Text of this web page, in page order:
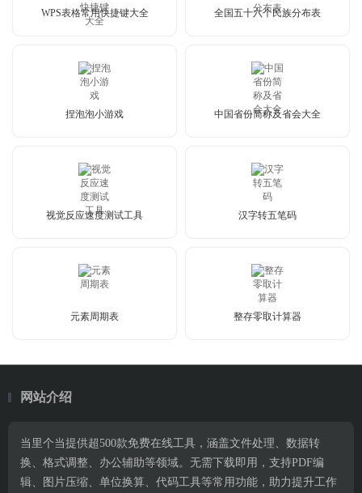
WPS表格常用快捷键大全 全国五十六个民族分布表
捏泡泡小游戏 中国省份简称及省会大全
视觉反应速度测试工具 汉字转五笔码
元素周期表 整存零取计算器
网站介绍
当里个当提供超500款免费在线工具，涵盖文件处理、数据转
换、格式调整、办公辅助等领域。无需下载即用，支持PDF编
辑、图片压缩、单位换算、代码工具等常用功能，助力提升工作